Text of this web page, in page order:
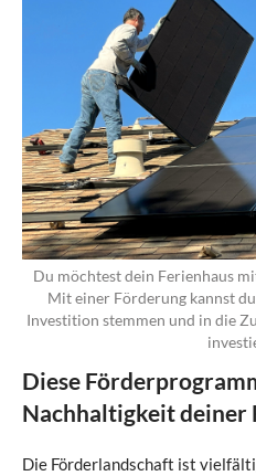
Du möchtest dein Ferienhaus
Mit einer Förderung kannst
Investition stemmen und in die
Diese
Nachhaltigkeit
Die Förderlandschaft ist